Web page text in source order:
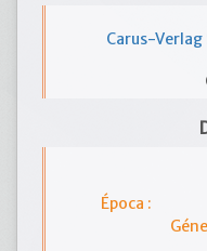
Carus-
Época :